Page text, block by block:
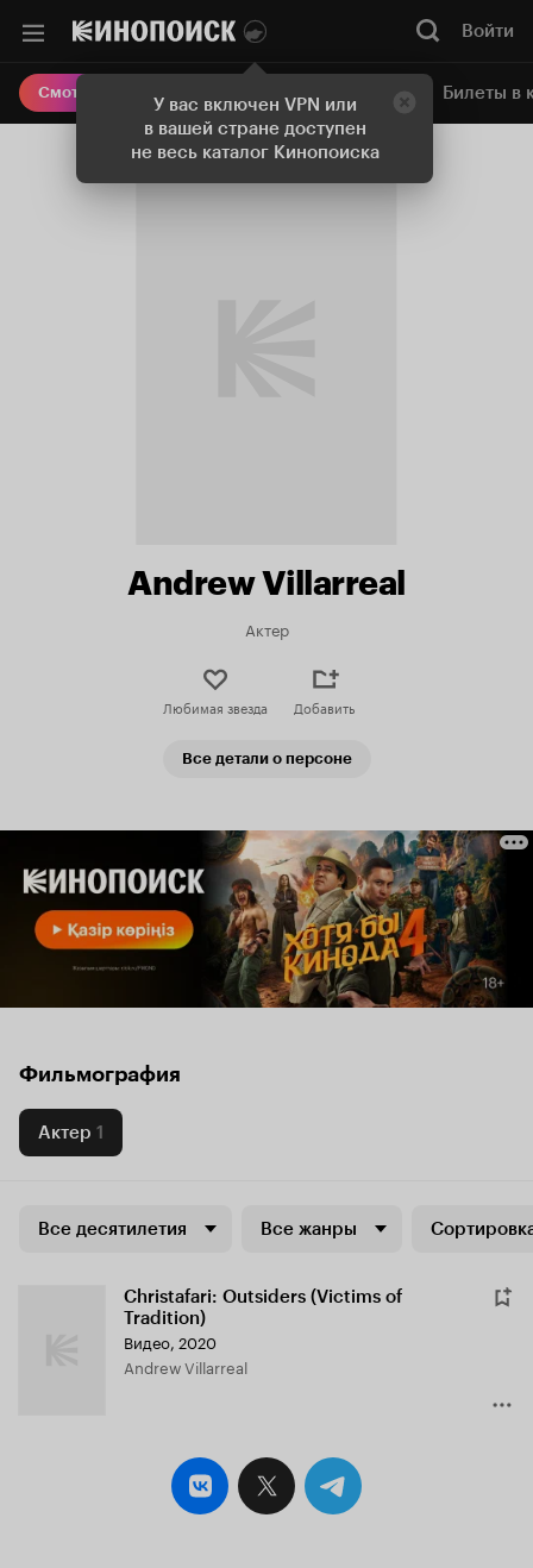
У вас включен VPN или
в вашей стране доступен
не весь каталог Кинопоиска
Войти
Смотреть кино Онлайн-кинотеатр Билеты в
Andrew Villarreal
Актер
Любимая звезда Добавить
Все детали о персоне
Фильмография
Актер 1
Все десятилетия Все жанры
Christafari: Outsiders (Victims of
Tradition)
Видео, 2020
Andrew Villarreal